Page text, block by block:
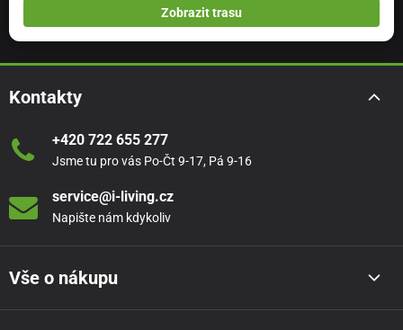
Zobrazit trasu
Kontakty
+420 722 655 277
Jsme tu pro vás Po-Čt 9-17, Pá 9-16
service@i-living.cz
Napište nám kdykoliv
Vše o nákupu